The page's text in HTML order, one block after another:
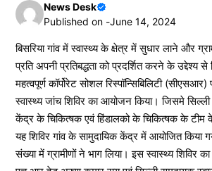
News Desk
Published on -June 14, 2024
बिसरिया गांव में स्वास्थ्य के क्षेत्र में सुधार लाने और
प्रति अपनी प्रतिबद्धता को प्रदर्शित करने के उद्देश्य
महत्वपूर्ण कॉर्पोरेट सोशल रिस्पॉन्सिबिलिटी
स्वास्थ्य जांच शिविर का आयोजन किया। जिसमे सिल्ली
केंद्र के चिकित्षक एवं हिंडालको के चिकित्षक के टीम के
यह शिविर गांव के सामुदायिक केंद्र में आयोजित किया
संख्या में ग्रामीणों ने भाग लिया। इस स्वास्थ्य शिविर